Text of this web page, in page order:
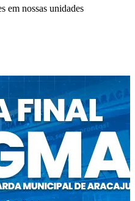
em nossas unidades